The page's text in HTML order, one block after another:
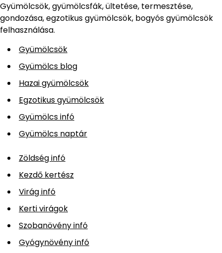
Gyümölcsök, gyümölcsfák, ültetése, termesztése,
gondozása, egzotikus gyümölcsök, bogyós gyümölcsök
felhasználása.
Gyümölcsök
Gyümölcs blog
Hazai gyümölcsök
Egzotikus gyümölcsök
Gyümölcs infó
Gyümölcs naptár
Zöldség infó
Kezdő kertész
Virág infó
Kerti virágok
Szobanövény infó
Gyógynövény infó